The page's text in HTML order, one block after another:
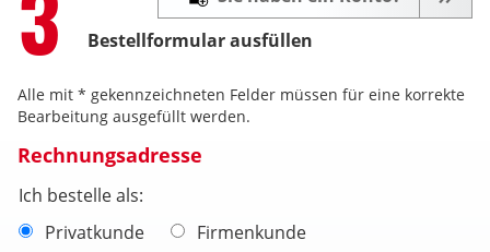
Bestellformular ausfüllen
Alle mit * gekennzeichneten Felder müssen für eine korrekte
Bearbeitung ausgefüllt werden.
Rechnungsadresse
Ich bestelle als:
Privatkunde
Firmenkunde